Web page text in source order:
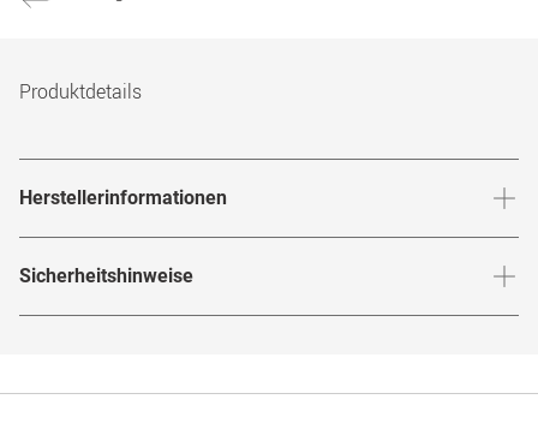
Produktdetails
Herstellerinformationen
Herstellerangaben gemäß EU-
Marke:CO Optical
Sicherheitshinweise